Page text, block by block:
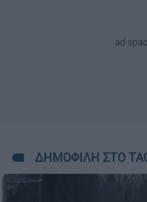
ΔΗΜΟΦΙΛΗ ΣΤΟ